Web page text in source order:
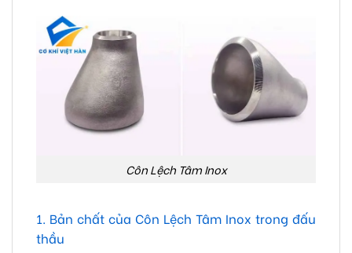
Côn Lệch Tâm Inox
1. Bản chất của Côn Lệch Tâm Inox trong đấu
thầu